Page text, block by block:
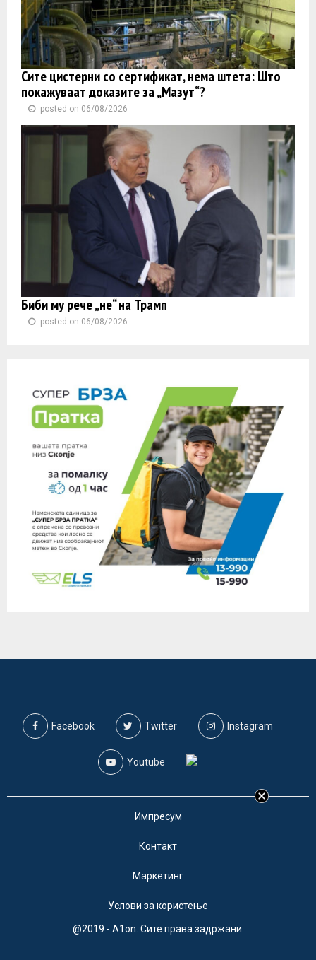
Сите цистерни со сертификат, нема штета: Што
покажуваат доказите за „Мазут“?
posted on 06/08/2026
Биби му рече „не“ на Трамп
posted on 06/08/2026
Facebook Twitter Instagram
Youtube
Импресум
Контакт
Маркетинг
Услови за користење
@2019 - A1on. Сите права задржани.